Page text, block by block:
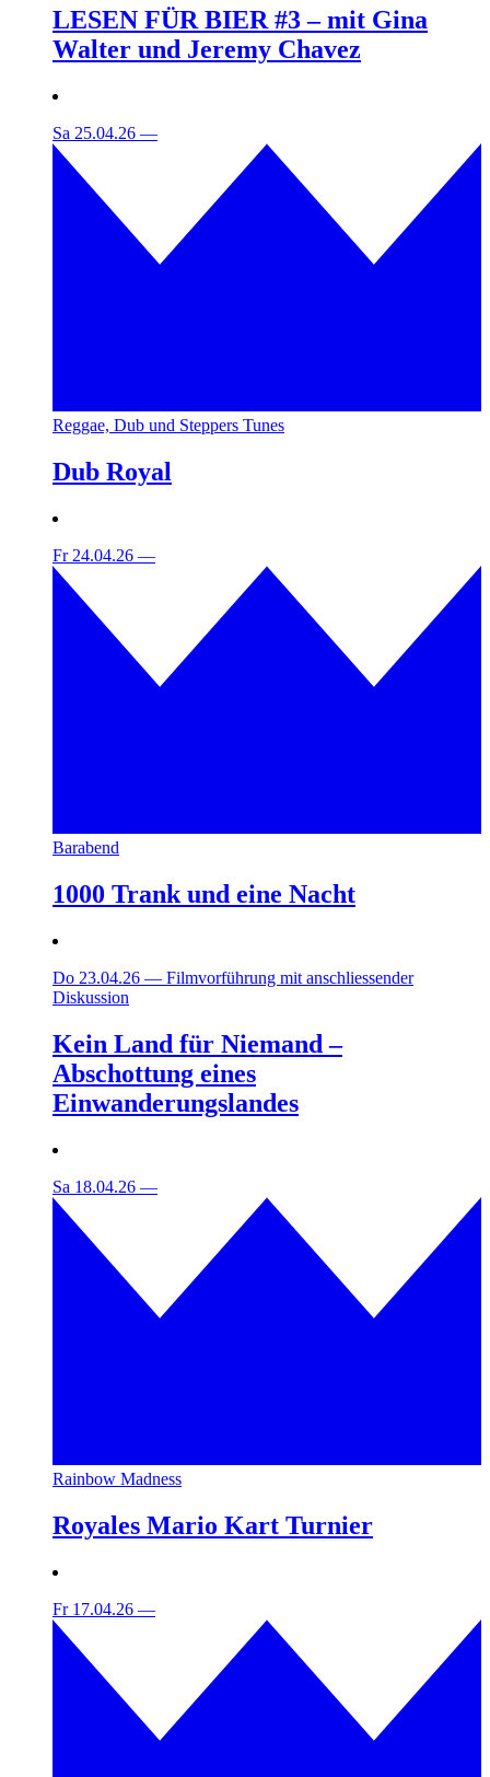
LESEN FÜR BIER #3 – mit Gina
Walter und Jeremy Chavez
Sa 25.04.26 —
Reggae, Dub und Steppers Tunes
Dub Royal
Fr 24.04.26 —
Barabend
1000 Trank und eine Nacht
Do 23.04.26 — Filmvorführung mit anschliessender
Diskussion
Kein Land für Niemand –
Abschottung eines
Einwanderungslandes
Sa 18.04.26 —
Rainbow Madness
Royales Mario Kart Turnier
Fr 17.04.26 —